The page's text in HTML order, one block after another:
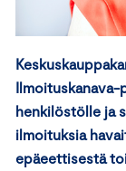
Ilmoituskanava-
henkilöstölle ja
ilmoituksia
epäeettisestä